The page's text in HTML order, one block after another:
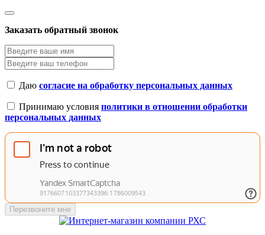
Заказать обратный звонок
Даю согласие на обработку персональных данных
Принимаю условия политики в отношении обработки
персональных данных
Перезвоните мне